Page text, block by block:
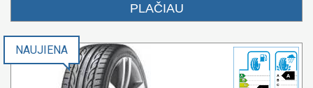
PLAČIAU
A
NAUJIENA